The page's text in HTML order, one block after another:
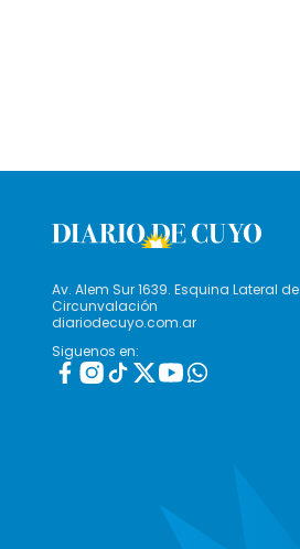
Av. Alem Sur 1639. Esquina Lateral de
Circunvalación
diariodecuyo.com.ar
Siguenos en: